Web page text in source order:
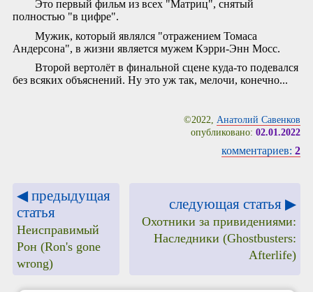
Это первый фильм из всех "Матриц", снятый
полностью "в цифре".
Мужик, который являлся "отражением Томаса
Андерсона", в жизни является мужем Кэрри-Энн Мосс.
Второй вертолёт в финальной сцене куда-то подевался
без всяких объяснений. Ну это уж так, мелочи, конечно...
©2022, Анатолий Савенков
опубликовано: 02.01.2022
комментариев: 2
◀ предыдущая
статья
Неисправимый
Рон (Ron's gone
wrong)
следующая статья ▶
Охотники за привидениями:
Наследники (Ghostbusters:
Afterlife)